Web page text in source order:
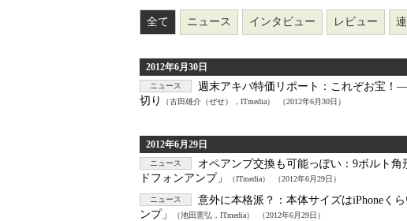
全て ニュース インタビュー レビュー
2012年6月30日
ニュース 週末アキバ特価リポート： これぞお宝！
切り
（古田雄介（ぜせ），ITmedia） （2012年6月30日）
2012年6月29日
ニュース オペアンプ交換も可能っぽい： 9ボルト角
ドフォンアンプ」
（ITmedia） （2012年6月29日）
ニュース 意外に本格派？： 本体サイズはiPhoneく
ンプ」
（池田憲弘，ITmedia） （2012年6月29日）